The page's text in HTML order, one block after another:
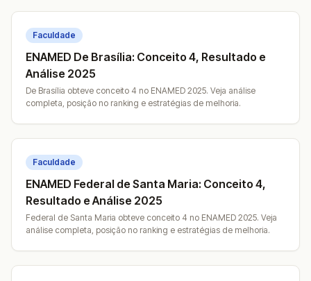
Faculdade
ENAMED De Brasília: Conceito 4, Resultado e
Análise 2025
De Brasília obteve conceito 4 no ENAMED 2025. Veja análise
completa, posição no ranking e estratégias de melhoria.
Faculdade
ENAMED Federal de Santa Maria: Conceito 4,
Resultado e Análise 2025
Federal de Santa Maria obteve conceito 4 no ENAMED 2025. Veja
análise completa, posição no ranking e estratégias de melhoria.